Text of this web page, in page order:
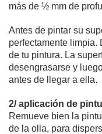
más de ½ mm de
Antes de pintar su
perfectamente limpia.
de tu pintura. La
desengrasarse y
antes de llegar a ella.
2/ aplicación de
Remueve bien la
de la olla, para